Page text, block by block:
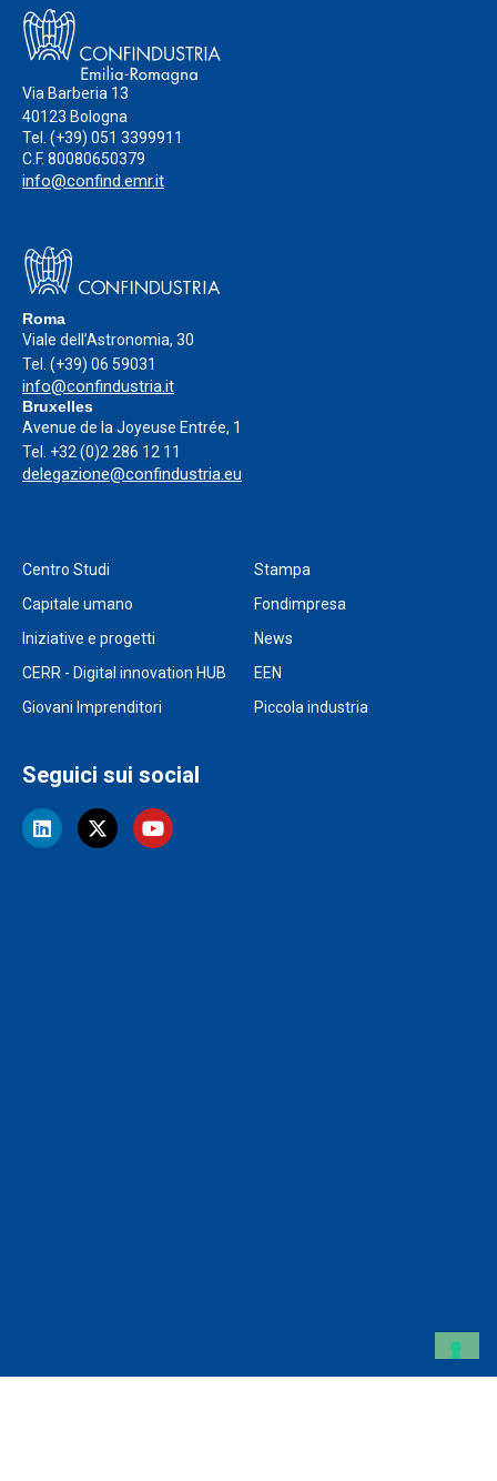
Via Barberia 13
40123 Bologna
Tel. (+39) 051 3399911
C.F. 80080650379
info@confind.emr.it
Roma
Viale dell’Astronomia, 30
Tel. (+39) 06 59031
info@confindustria.it
Bruxelles
Avenue de la Joyeuse Entrée, 1
Tel. +32 (0)2 286 12 11
delegazione@confindustria.eu
Centro Studi
Stampa
Capitale umano
Fondimpresa
Iniziative e progetti
News
CERR - Digital innovation HUB
EEN
Giovani Imprenditori
Piccola industria
Seguici sui social